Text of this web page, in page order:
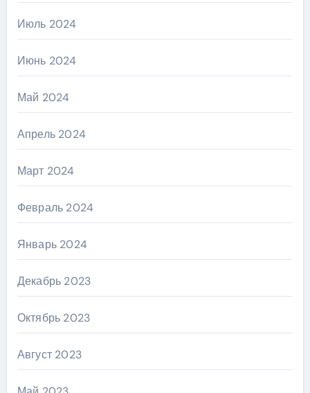
Июль 2024
Июнь 2024
Май 2024
Апрель 2024
Март 2024
Февраль 2024
Январь 2024
Декабрь 2023
Октябрь 2023
Август 2023